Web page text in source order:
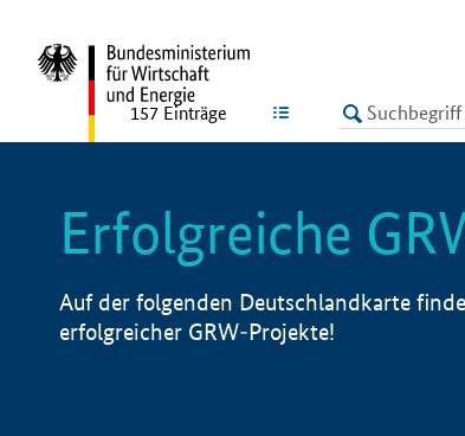
LISTE
157 Einträge
Erfolgreiche
Auf der folgenden Deutschlandkarte
erfolgreicher GRW-Projekte!